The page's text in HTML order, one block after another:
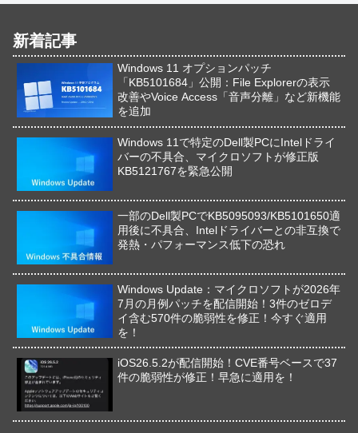
新着記事
Windows 11 オプションパッチ
「KB5101684」公開：File Explorerの表示
改善やVoice Access「音声分離」など新機能
を追加
Windows 11で特定のDell製PCにIntelドライ
バーの不具合、マイクロソフトが修正版
KB5121767を緊急公開
一部のDell製PCでKB5095093/KB5101650適
用後に不具合、Intelドライバーとの非互換で
発熱・パフォーマンス低下の恐れ
Windows Update：マイクロソフトが2026年
7月の月例パッチを配信開始！3件のゼロデ
イ含む570件の脆弱性を修正！今すぐ適用
を！
iOS26.5.2が配信開始！CVE番号ベースで37
件の脆弱性が修正！早急に適用を！